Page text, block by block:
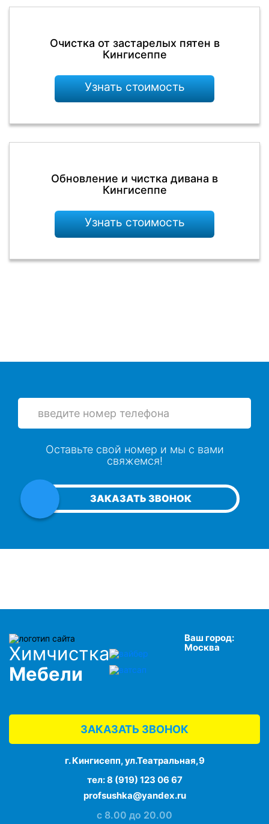
Очистка от застарелых пятен в
Кингисеппе
Узнать стоимость
Обновление и чистка дивана в
Кингисеппе
Узнать стоимость
ЗАКАЗАТЬ ЗВОНОК
Оставьте свой номер и мы с вами
свяжемся!
Химчистка
Мебели
Ваш город:
Москва
ЗАКАЗАТЬ ЗВОНОК
г. Кингисепп, ул.Театральная,9
тел:8 (919) 123 06 67
profsushka@yandex.ru
с 8.00 до 20.00